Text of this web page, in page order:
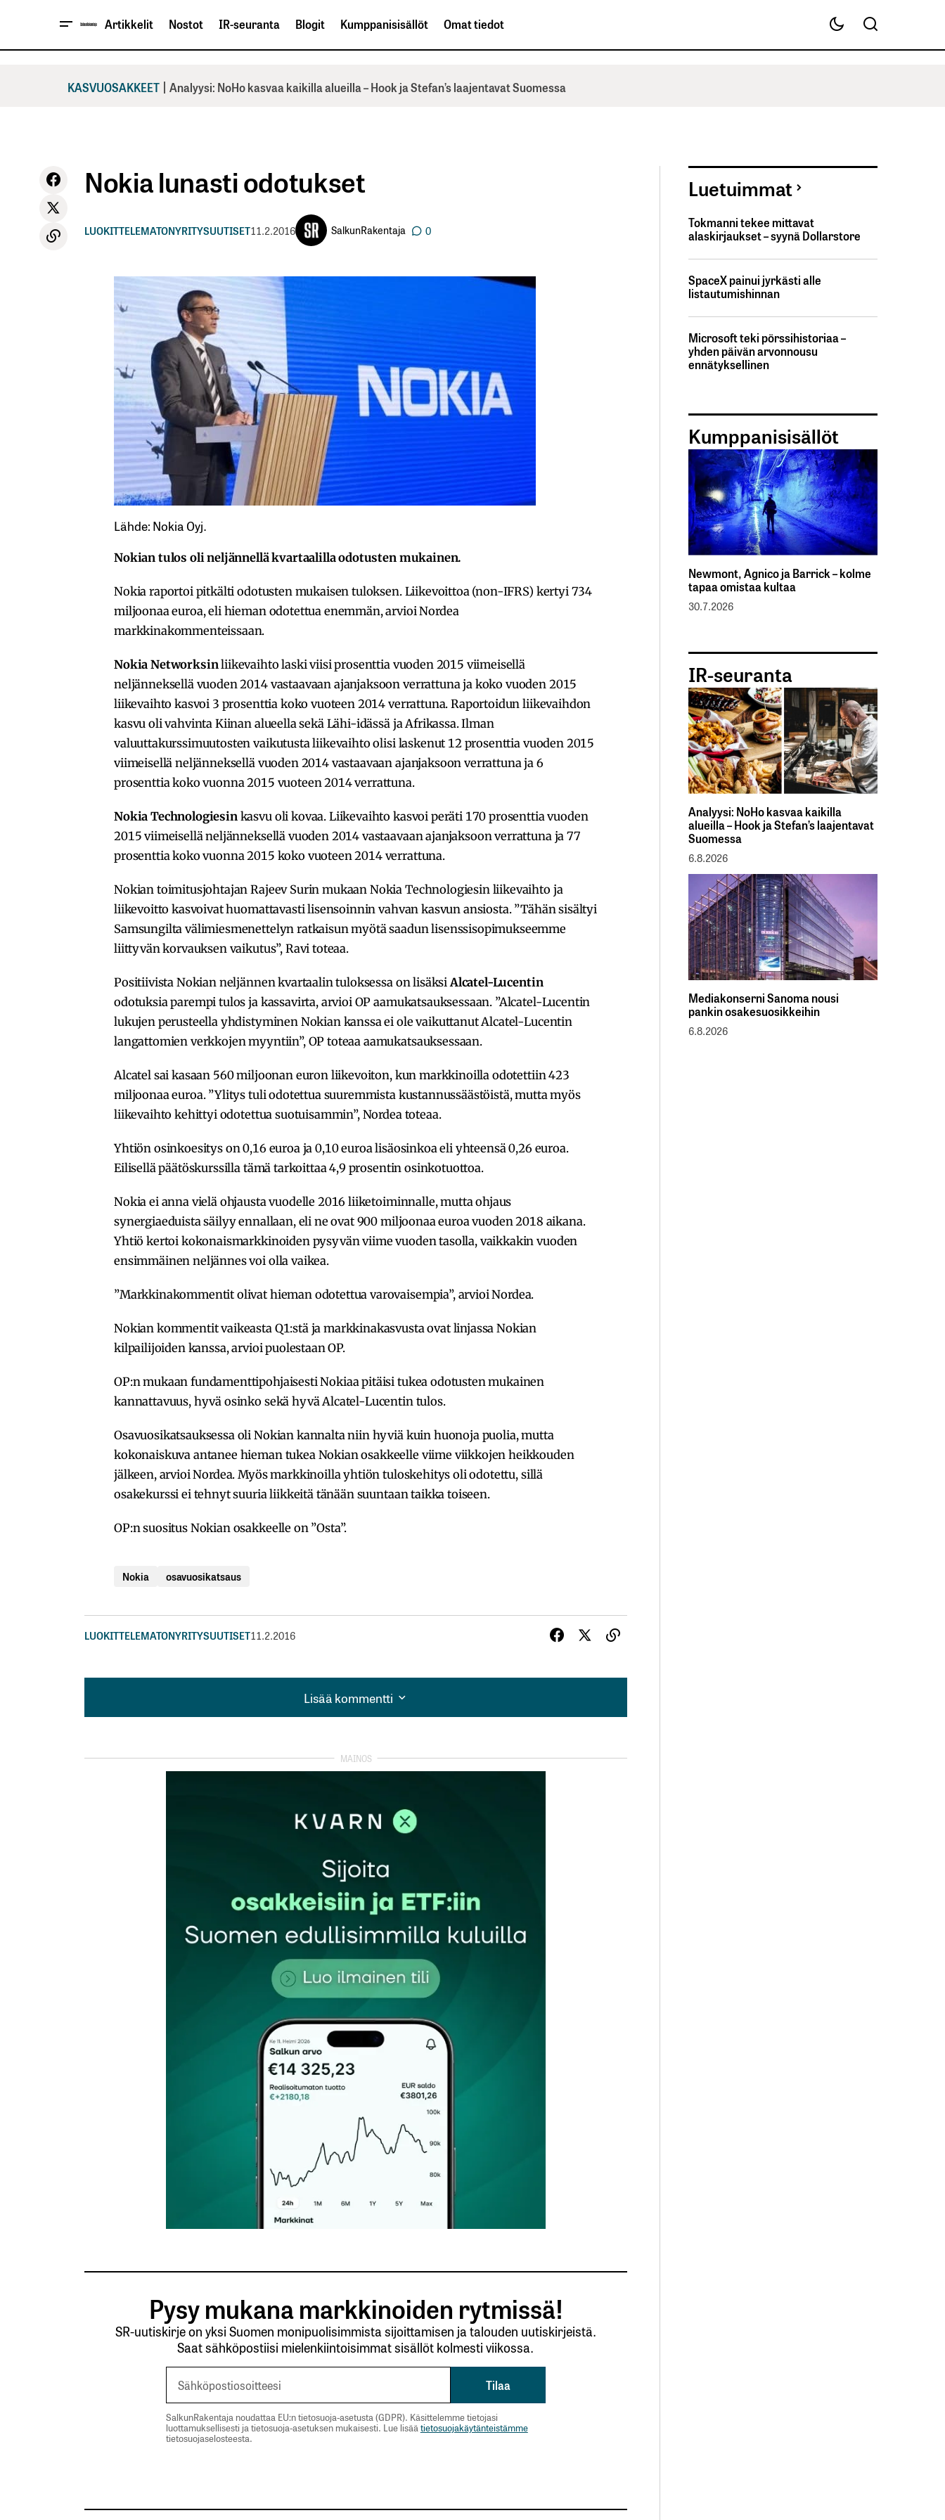
Artikkelit Nostot IR-seuranta Blogit Kumppanisisällöt Omat tiedot
KASVUOSAKKEET | Analyysi: NoHo kasvaa kaikilla alueilla – Hook ja Stefan’s laajentavat Suomessa
Nokia lunasti odotukset
LUOKITTELEMATONYRITYSUUTISET11.2.2016 SalkunRakentaja 0
Lähde: Nokia Oyj.
Nokian tulos oli neljännellä kvartaalilla odotusten mukainen.
Nokia raportoi pitkälti odotusten mukaisen tuloksen. Liikevoittoa (non-IFRS) kertyi 734
miljoonaa euroa, eli hieman odotettua enemmän, arvioi Nordea
markkinakommenteissaan.
Nokia Networksinliikevaihto laski viisi prosenttia vuoden 2015 viimeisellä
neljänneksellä vuoden 2014 vastaavaan ajanjaksoon verrattuna ja koko vuoden 2015
liikevaihto kasvoi 3 prosenttia koko vuoteen 2014 verrattuna. Raportoidun liikevaihdon
kasvu oli vahvinta Kiinan alueella sekä Lähi-idässä ja Afrikassa. Ilman
valuuttakurssimuutosten vaikutusta liikevaihto olisi laskenut 12 prosenttia vuoden 2015
viimeisellä neljänneksellä vuoden 2014 vastaavaan ajanjaksoon verrattuna ja 6
prosenttia koko vuonna 2015 vuoteen 2014 verrattuna.
Nokia Technologiesinkasvu oli kovaa. Liikevaihto kasvoi peräti 170 prosenttia vuoden
2015 viimeisellä neljänneksellä vuoden 2014 vastaavaan ajanjaksoon verrattuna ja 77
prosenttia koko vuonna 2015 koko vuoteen 2014 verrattuna.
Nokian toimitusjohtajan Rajeev Surin mukaan Nokia Technologiesin liikevaihto ja
liikevoitto kasvoivat huomattavasti lisensoinnin vahvan kasvun ansiosta. ”Tähän sisältyi
Samsungilta välimiesmenettelyn ratkaisun myötä saadun lisenssisopimukseemme
liittyvän korvauksen vaikutus”, Ravi toteaa.
Positiivista Nokian neljännen kvartaalin tuloksessa on lisäksiAlcatel-Lucentin
odotuksia parempi tulos ja kassavirta, arvioi OP aamukatsauksessaan. ”Alcatel-Lucentin
lukujen perusteella yhdistyminen Nokian kanssa ei ole vaikuttanut Alcatel-Lucentin
langattomien verkkojen myyntiin”, OP toteaa aamukatsauksessaan.
Alcatel sai kasaan 560 miljoonan euron liikevoiton, kun markkinoilla odotettiin 423
miljoonaa euroa. ”Ylitys tuli odotettua suuremmista kustannussäästöistä, mutta myös
liikevaihto kehittyi odotettua suotuisammin”, Nordea toteaa.
Yhtiön osinkoesitys on 0,16 euroa ja 0,10 euroa lisäosinkoa eli yhteensä 0,26 euroa.
Eilisellä päätöskurssilla tämä tarkoittaa 4,9 prosentin osinkotuottoa.
Nokia ei anna vielä ohjausta vuodelle 2016 liiketoiminnalle, mutta ohjaus
synergiaeduista säilyy ennallaan, eli ne ovat 900 miljoonaa euroa vuoden 2018 aikana.
Yhtiö kertoi kokonaismarkkinoiden pysyvän viime vuoden tasolla, vaikkakin vuoden
ensimmäinen neljännes voi olla vaikea.
”Markkinakommentit olivat hieman odotettua varovaisempia”, arvioi Nordea.
Nokian kommentit vaikeasta Q1:stä ja markkinakasvusta ovat linjassa Nokian
kilpailijoiden kanssa, arvioi puolestaan OP.
OP:n mukaan fundamenttipohjaisesti Nokiaa pitäisi tukea odotusten mukainen
kannattavuus, hyvä osinko sekä hyvä Alcatel-Lucentin tulos.
Osavuosikatsauksessa oli Nokian kannalta niin hyviä kuin huonoja puolia, mutta
kokonaiskuva antanee hieman tukea Nokian osakkeelle viime viikkojen heikkouden
jälkeen, arvioi Nordea. Myös markkinoilla yhtiön tuloskehitys oli odotettu, sillä
osakekurssi ei tehnyt suuria liikkeitä tänään suuntaan taikka toiseen.
OP:n suositus Nokian osakkeelle on ”Osta”.
Nokia osavuosikatsaus
LUOKITTELEMATONYRITYSUUTISET11.2.2016
Lisää kommentti
Lisää kommentti
Sähköpostiosoitteesi
Tilaa SalkunRakentajan uutiskirje
Pysy mukana markkinoiden rytmissä!
SR-uutiskirje on yksi Suomen monipuolisimmista sijoittamisen ja talouden uutiskirjeistä.
Saat sähköpostiisi mielenkiintoisimmat sisällöt kolmesti viikossa.
SalkunRakentaja noudattaa EU:n tietosuoja-asetusta (GDPR). Käsittelemme tietojasi
luottamuksellisesti ja tietosuoja-asetuksen mukaisesti. Lue lisää tietosuojakäytänteistämme
tietosuojaselosteesta.
Luetuimmat
Tokmanni tekee mittavat
alaskirjaukset – syynä Dollarstore
SpaceX painui jyrkästi alle
listautumishinnan
Microsoft teki pörssihistoriaa –
yhden päivän arvonnousu
ennätyksellinen
Kumppanisisällöt
Newmont, Agnico ja Barrick – kolme
tapaa omistaa kultaa
30.7.2026
IR-seuranta
Analyysi: NoHo kasvaa kaikilla
alueilla – Hook ja Stefan’s laajentavat
Suomessa
6.8.2026
Mediakonserni Sanoma nousi
pankin osakesuosikkeihin
6.8.2026